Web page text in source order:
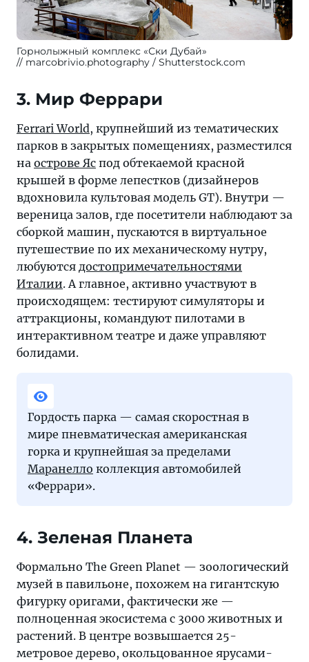
Горнолыжный комплекс «Ски Дубай»
marcobrivio.photography / Shutterstock.com
3. Мир Феррари
Ferrari World, крупнейший из тематических
парков в закрытых помещениях, разместился
на острове Яс под обтекаемой красной
крышей в форме лепестков (дизайнеров
вдохновила культовая модель GT). Внутри —
вереница залов, где посетители наблюдают за
сборкой машин, пускаются в виртуальное
путешествие по их механическому нутру,
любуются достопримечательностями
Италии. А главное, активно участвуют в
происходящем: тестируют симуляторы и
аттракционы, командуют пилотами в
интерактивном театре и даже управляют
болидами.
Гордость парка — самая скоростная в
мире пневматическая американская
горка и крупнейшая за пределами
Маранелло коллекция автомобилей
«Феррари».
4. Зеленая Планета
Формально The Green Planet — зоологический
музей в павильоне, похожем на гигантскую
фигурку оригами, фактически же —
полноценная экосистема с 3000 животных и
растений. В центре возвышается 25-
метровое дерево, окольцованное ярусами-